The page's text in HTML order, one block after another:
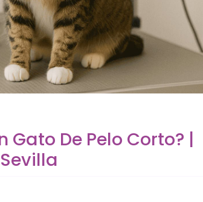
Gato De Pelo Corto? |